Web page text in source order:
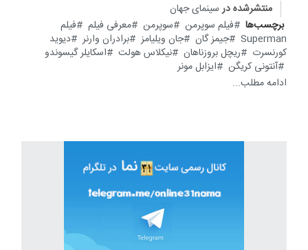
منتشرشده در سینمای جهان
برچسب‌ها
فیلم سوپرمن سوپرمن معرفی فیلم
فیلم
Superman
جیمز گان جان ویلیامز برادران وارنر
دیوید
کورنسرت
ریچل بروزناهان نیکلاس هولت
اسکایلر گیسوندو
آنتونی کریگن
ایزابل مونر
ادامه مطلب...